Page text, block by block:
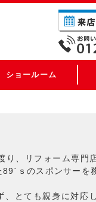
ショールーム
り、リフォーム専門
ｓのスポンサーを
、とても親身に対応